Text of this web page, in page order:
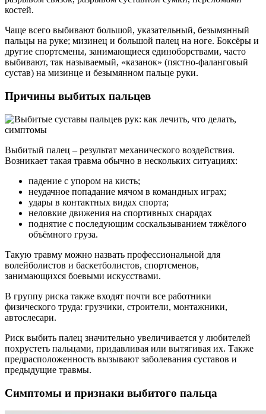
костей.
Чаще всего выбивают большой, указательный, безымянный
пальцы на руке; мизинец и большой палец на ноге. Боксёры и
другие спортсмены, занимающиеся единоборствами, часто
выбивают, так называемый, «казанок» (пястно-фаланговый
сустав) на мизинце и безымянном пальце руки.
Причины выбитых пальцев
Выбитый палец – результат механического воздействия.
Возникает такая травма обычно в нескольких ситуациях:
падение с упором на кисть;
неудачное попадание мячом в командных играх;
удары в контактных видах спорта;
неловкие движения на спортивных снарядах
поднятие с последующим соскальзыванием тяжёлого
объёмного груза.
Такую травму можно назвать профессиональной для
волейболистов и баскетболистов, спортсменов,
занимающихся боевыми искусствами.
В группу риска также входят почти все работники
физического труда: грузчики, строители, монтажники,
автослесари.
Риск выбить палец значительно увеличивается у любителей
похрустеть пальцами, придавливая или вытягивая их. Также
предрасположенность вызывают заболевания суставов и
предыдущие травмы.
Симптомы и признаки выбитого пальца